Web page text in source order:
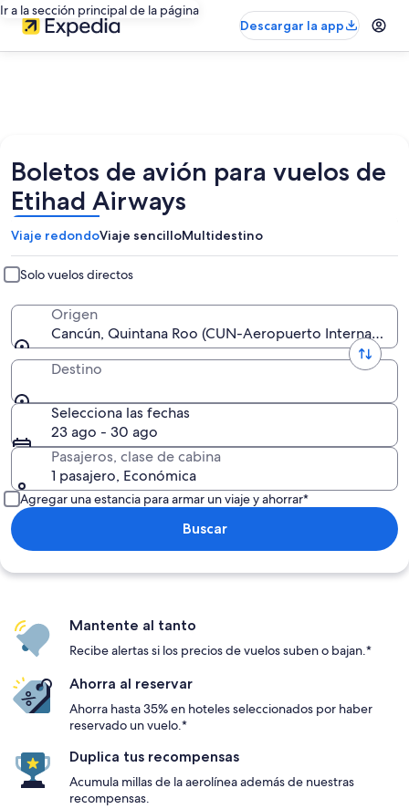
Ir a la sección principal de la página
Descargar la app
Boletos de avión para vuelos de
Etihad Airways
Viaje redondoViaje sencilloMultidestino
Solo vuelos directos
Origen
Cancún, Quintana Roo (CUN-Aeropuerto
Destino
Selecciona las fechas
23 ago - 30 ago
Pasajeros, clase de cabina
1 pasajero, Económica
Agregar una estancia para armar un viaje y ahorrar*
Buscar
Mantente al tanto
Recibe alertas si los precios de vuelos suben o bajan.*
Ahorra al reservar
Ahorra hasta 35% en hoteles seleccionados por haber
reservado un vuelo.*
Duplica tus recompensas
Acumula millas de la aerolínea además de nuestras
recompensas.